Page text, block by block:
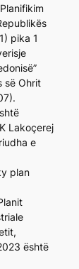
pika 1
së Ohrit
Lakoçerej
e
plan
është